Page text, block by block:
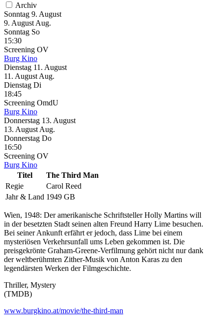
Archiv
Sonntag 9. August
9. August Aug.
Sonntag So
15:30
Screening OV
Burg Kino
Dienstag 11. August
11. August Aug.
Dienstag Di
18:45
Screening OmdU
Burg Kino
Donnerstag 13. August
13. August Aug.
Donnerstag Do
16:50
Screening OV
Burg Kino
Titel
The Third Man
Regie
Carol Reed
Jahr & Land 1949 GB
Wien, 1948: Der amerikanische Schriftsteller Holly Martins will
in der besetzten Stadt seinen alten Freund Harry Lime besuchen.
Bei seiner Ankunft erfährt er jedoch, dass Lime bei einem
mysteriösen Verkehrsunfall ums Leben gekommen ist. Die
preisgekrönte Graham-Greene-Verfilmung gehört nicht nur dank
der weltberühmten Zither-Musik von Anton Karas zu den
legendärsten Werken der Filmgeschichte.
Thriller, Mystery
(TMDB)
www.burgkino.at/movie/the-third-man